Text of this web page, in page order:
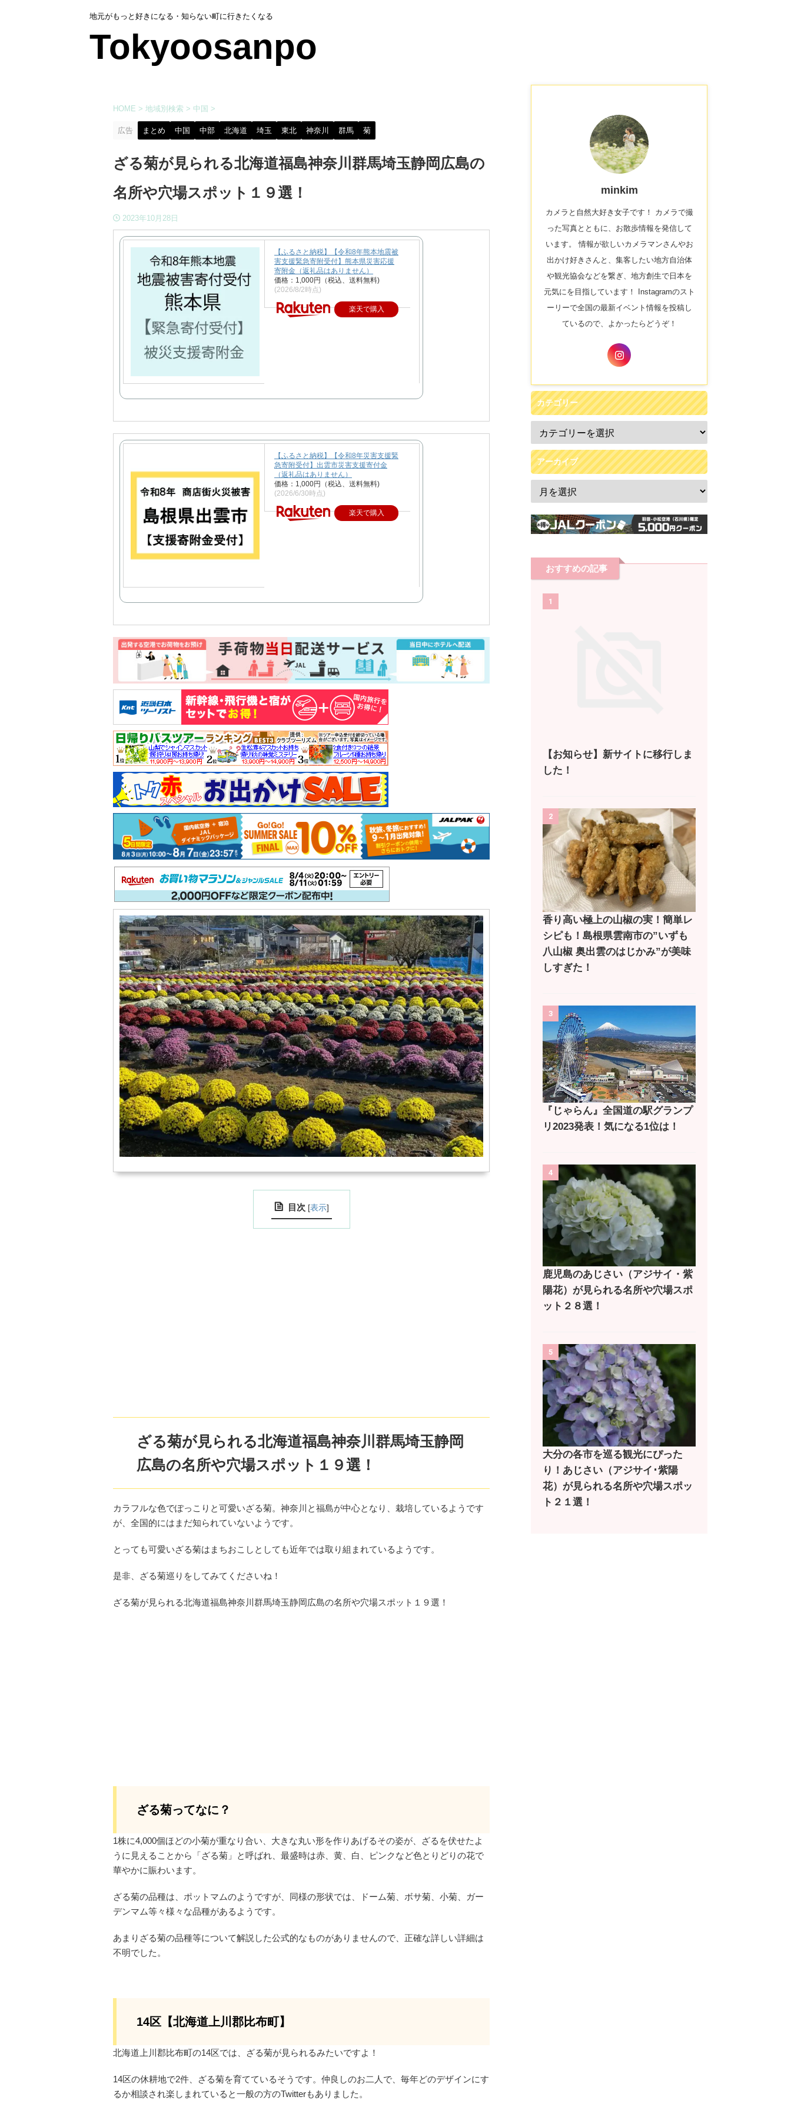
地元がもっと好きになる・知らない町に行きたくなる
Tokyoosanpo
HOME > 地域別検索 > 中国 >
広告 まとめ 中国 中部 北海道 埼玉 東北 神奈川 群馬 菊
ざる菊が見られる北海道福島神奈川群馬埼玉静岡広島の
名所や穴場スポット１９選！
2023年10月28日
【ふるさと納税】【令和8年熊本地震被
害支援緊急寄附受付】熊本県災害応援
寄附金（返礼品はありません）
価格：1,000円（税込、送料無料)
(2026/8/2時点)
楽天で購入
【ふるさと納税】【令和8年災害支援緊
急寄附受付】出雲市災害支援寄付金
（返礼品はありません）
価格：1,000円（税込、送料無料)
(2026/6/30時点)
楽天で購入
目次 [表示]
ざる菊が見られる北海道福島神奈川群馬埼玉静岡
広島の名所や穴場スポット１９選！
カラフルな色でぽっこりと可愛いざる菊。神奈川と福島が中心となり、栽培しているようです
が、全国的にはまだ知られていないようです。
とっても可愛いざる菊はまちおこしとしても近年では取り組まれているようです。
是非、ざる菊巡りをしてみてくださいね！
ざる菊が見られる北海道福島神奈川群馬埼玉静岡広島の名所や穴場スポット１９選！
ざる菊ってなに？
1株に4,000個ほどの小菊が重なり合い、大きな丸い形を作りあげるその姿が、ざるを伏せたよ
うに見えることから「ざる菊」と呼ばれ、最盛時は赤、黄、白、ピンクなど色とりどりの花で
華やかに賑わいます。
ざる菊の品種は、ポットマムのようですが、同様の形状では、ドーム菊、ボサ菊、小菊、ガー
デンマム等々様々な品種があるようです。
あまりざる菊の品種等について解説した公式的なものがありませんので、正確な詳しい詳細は
不明でした。
14区【北海道上川郡比布町】
北海道上川郡比布町の14区では、ざる菊が見られるみたいですよ！
14区の休耕地で2件、ざる菊を育てているそうです。仲良しのお二人で、毎年どのデザインにす
るか相談され楽しまれていると一般の方のTwitterもありました。
minkim
カメラと自然大好き女子です！ カメラで撮
った写真とともに、お散歩情報を発信して
います。 情報が欲しいカメラマンさんやお
出かけ好きさんと、集客したい地方自治体
や観光協会などを繋ぎ、地方創生で日本を
元気にを目指しています！ Instagramのスト
ーリーで全国の最新イベント情報を投稿し
ているので、よかったらどうぞ！
カテゴリー
アーカイブ
おすすめの記事
1
【お知らせ】新サイトに移行しま
した！
2
香り高い極上の山椒の実！簡単レ
シピも！島根県雲南市の”いずも
八山椒 奥出雲のはじかみ”が美味
しすぎた！
3
『じゃらん』全国道の駅グランプ
リ2023発表！気になる1位は！
4
鹿児島のあじさい（アジサイ・紫
陽花）が見られる名所や穴場スポ
ット２８選！
5
大分の各市を巡る観光にぴった
り！あじさい（アジサイ･紫陽
花）が見られる名所や穴場スポッ
ト２１選！